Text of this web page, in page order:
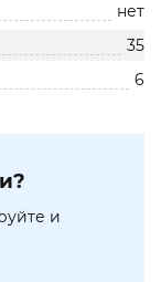
нет
35
6
и